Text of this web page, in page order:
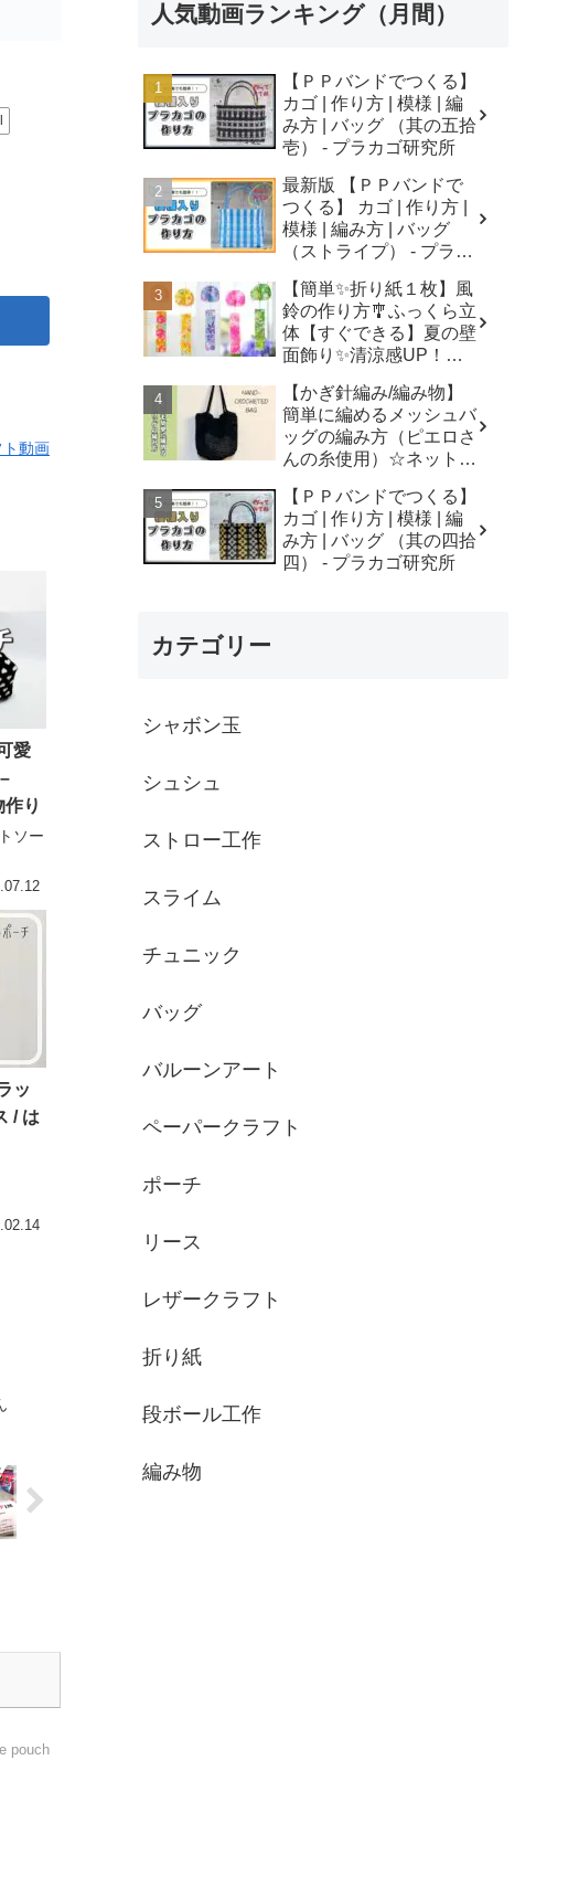
ト動画
愛
り
ソー
ッ
pouch
人気動画ランキング（月間）
【ＰＰバンドでつくる】
カゴ | 作り方 | 模様 | 編
み方 | バッグ （其の五拾
壱） - プラカゴ研究所
最新版 【ＰＰバンドで
つくる】 カゴ | 作り方 |
模様 | 編み方 | バッグ
（ストライプ） - プラカ
【簡単✨折り紙１枚】風
鈴の作り方🎐ふっくら立
体【すぐできる】夏の壁
面飾り✨清涼感UP！無
Origami Wind Chimes -
はなみこと
【かぎ針編み/編み物】
簡単に編めるメッシュバ
ッグの編み方（ピエロさ
んの糸使用）☆ネットバ
mesh bag/tutorial - そろ
そろはじめよう
☆crochet
【ＰＰバンドでつくる】
カゴ | 作り方 | 模様 | 編
み方 | バッグ （其の四拾
四） - プラカゴ研究所
カテゴリー
シャボン玉
シュシュ
ストロー工作
スライム
チュニック
バッグ
バルーンアート
ペーパークラフト
ポーチ
リース
レザークラフト
折り紙
段ボール工作
編み物